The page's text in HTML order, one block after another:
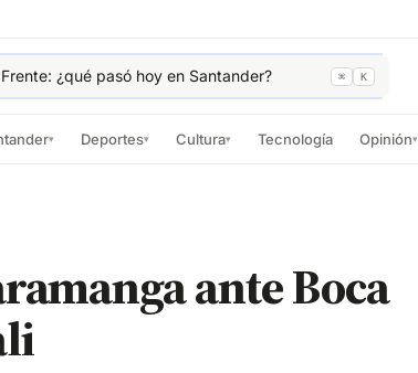
¿qué pasó hoy en Santander? ⌘ K
▾ Deportes▾ Cultura▾ Tecnología Opinión▾
ante Boca